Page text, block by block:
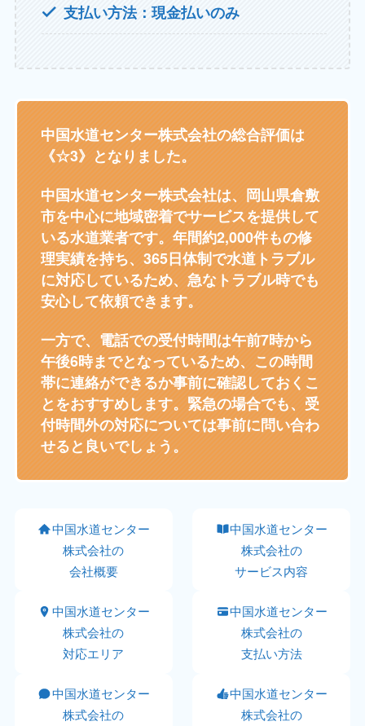
支払い方法：現金払いのみ
中国水道センター株式会社の総合評価は
《☆3》となりました。
中国水道センター株式会社は、岡山県倉敷
市を中心に地域密着でサービスを提供して
いる水道業者です。年間約2,000件もの修
理実績を持ち、365日体制で水道トラブル
に対応しているため、急なトラブル時でも
安心して依頼できます。
一方で、電話での受付時間は午前7時から
午後6時までとなっているため、この時間
帯に連絡ができるか事前に確認しておくこ
とをおすすめします。緊急の場合でも、受
付時間外の対応については事前に問い合わ
せると良いでしょう。
中国水道センター
株式会社の
会社概要
中国水道センター
株式会社の
サービス内容
中国水道センター
株式会社の
対応エリア
中国水道センター
株式会社の
支払い方法
中国水道センター
株式会社の
中国水道センター
株式会社の